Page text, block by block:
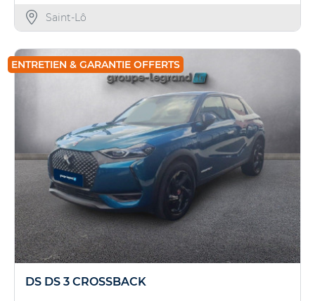
Saint-Lô
ENTRETIEN & GARANTIE OFFERTS
DS DS 3 CROSSBACK